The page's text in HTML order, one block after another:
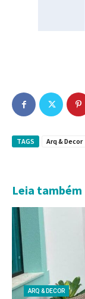
TAGS Arq & Decor
Leia também
ARQ & DECOR